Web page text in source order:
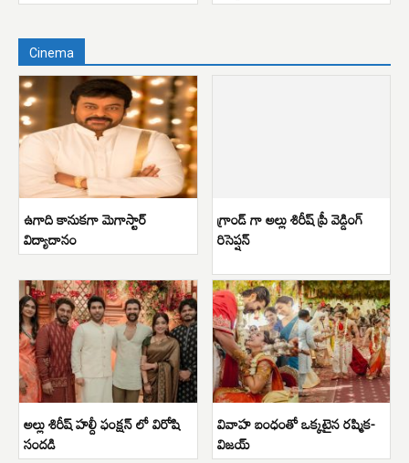
Cinema
ఉగాది కానుకగా మెగాస్టార్
విద్యాదానం
గ్రాండ్ గా అల్లు శిరీష్ ప్రీ వెడ్డింగ్
రిసెప్షన్
అల్లు శిరీష్ హల్దీ ఫంక్షన్ లో విరోషి
సందడి
వివాహ బంధంతో ఒక్కటైన రష్మిక-
విజయ్